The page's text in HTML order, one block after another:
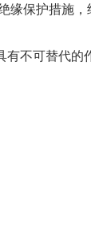
缘保护措施
不可替代的